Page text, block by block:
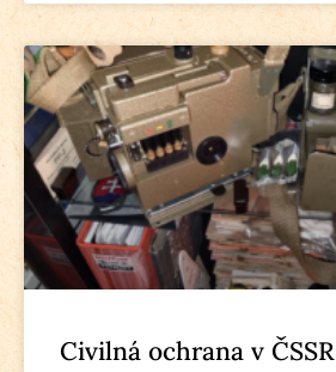
Civilná ochrana v ČSSR